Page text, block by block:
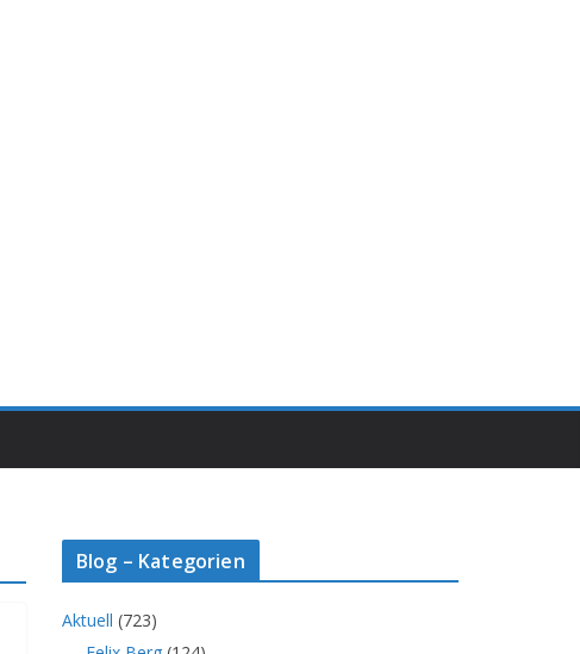
Blog – Kategorien
Aktuell (723)